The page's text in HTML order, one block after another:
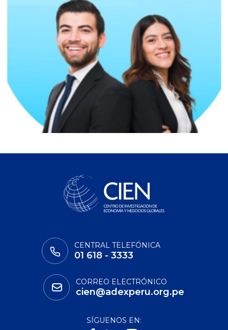
CENTRAL TELEFÓNICA
01 618 - 3333
CORREO ELECTRÓNICO
cien@adexperu.org.pe
SÍGUENOS EN: